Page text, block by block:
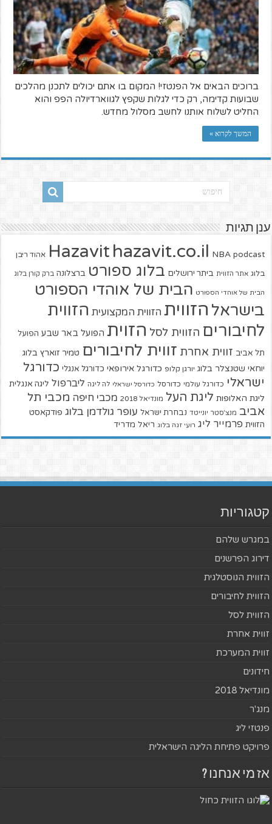
ברוכים הבאים אל הפנטזי! המקום בו אתם יכולים לתכנן מהלכים
שבועות קדימה, רק כדי לגלות שקפץ לגווארדיולה הפפ והוא
החליט לשלוח אותנו לחשב מסלול מחדש.
המשך לקרוא »
ענן תגיות
Hazavit hazavit.co.il NBA podcast אהוד ריבן
בלוג אתר הזווית ביתר ירושלים בלוג ספורט ברצלונה ברק קורן בלוג
הבית של אוהדי הספורט הבית של אוהדי הספורט
בישראל הזווית הזווית המקצועית הזווית
לחיבורים הזווית לסל הזוית הפועל באר שבע הפועל
תל אביב זווית אחרת זווית לחיבורים טמיר זוארץ בלוג
יוחאי שטנצלר בלוג יורגן קלופ כדורגל אירופאי כדורגל אנגלי כדורגל
ישראלי כדורגל עולמי כדורסל כדורסל ישראלי לה ליגה ליברפול ליגה אנגלית
ליגת האלופות ליגת העל מונדיאל 2018 מכבי חיפה מכבי תל
אביב מנצ'סטר יונייטד נבחרת ישראל עופר גולדמן בלוג פודקאסט
הזווית פרמייר ליג רועי זגה בלוג ריאל מדריד
קטגוריות
במגרש שלהם
דירוג הפרשנים
הזווית הנוסטלגית
הזווית לחיבורים
הזווית לסל
זווית אחרת
זווית המערכת
חידונים
מונדיאל 2018
מנג'ר
פנטזי ליג
פרויקט פתיחת הליגה הישראלית
אז מי אנחנו ?